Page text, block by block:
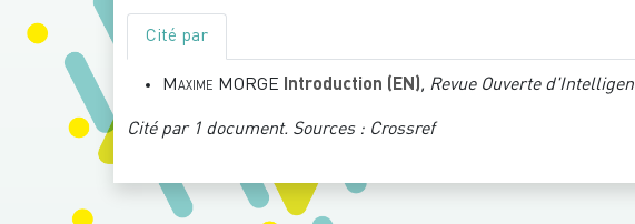
Cité par
Maxime MORGE Introduction (EN), Revue Ouverte
Cité par 1 document. Sources : Crossref